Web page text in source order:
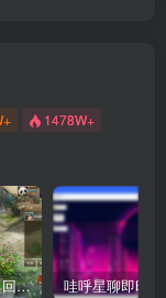
1478W+
【星辰传奇】经典回合制手游+安卓端+GM工具+详细搭建教程